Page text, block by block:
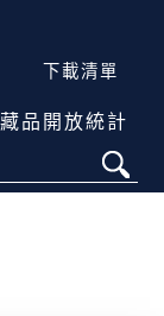
下載清單
品開放統計